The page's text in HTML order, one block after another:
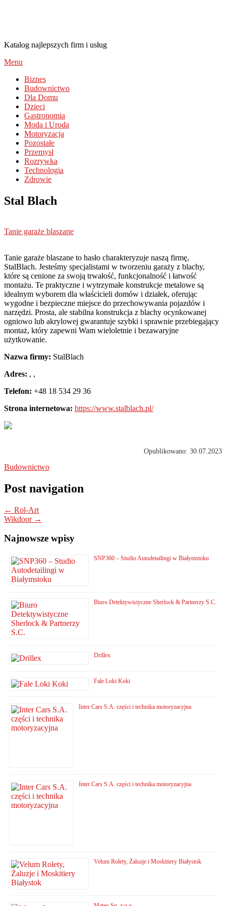
Katalog najlepszych firm i usług
Menu
Biznes
Budownictwo
Dla Domu
Dzieci
Gastronomia
Moda i Uroda
Motoryzacja
Pozostałe
Przemysł
Rozrywka
Technologia
Zdrowie
Stal Blach
Tanie garaże blaszane
Tanie garaże blaszane to hasło charakteryzuje naszą firmę,
StalBlach. Jesteśmy specjalistami w tworzeniu garaży z blachy,
które są cenione za swoją trwałość, funkcjonalność i łatwość
montażu. Te praktyczne i wytrzymałe konstrukcje metalowe są
idealnym wyborem dla właścicieli domów i działek, oferując
wygodne i bezpieczne miejsce do przechowywania pojazdów i
narzędzi. Prosta, ale stabilna konstrukcja z blachy ocynkowanej
ogniowo lub akrylowej gwarantuje szybki i sprawnie przebiegający
montaż, który zapewni Wam wieloletnie i bezawaryjne
użytkowanie.
Nazwa firmy: StalBlach
Adres: , ,
Telefon: +48 18 534 29 36
Strona internetowa: https://www.stalblach.pl/
Opublikowano: 30.07.2023
Budownictwo
Post navigation
← Rol-Art
Wikdoor →
Najnowsze wpisy
SNP360 – Studio Autodetailingi w Białymstoku
Biuro Detektywistyczne Sherlock & Partnerzy S.C.
Drillex
Fale Loki Koki
Inter Cars S.A. części i technika motoryzacyjna
Inter Cars S.A. części i technika motoryzacyjna
Velum Rolety, Żaluzje i Moskitiery Białystok